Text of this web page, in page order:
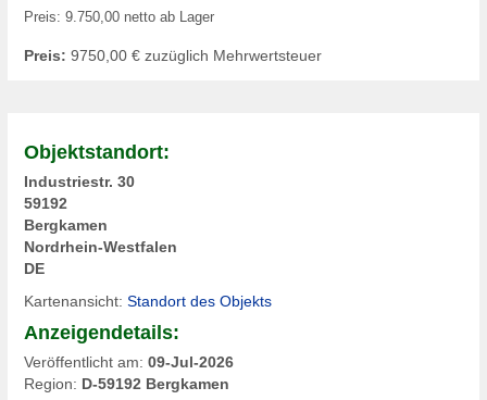
Preis: 9.750,00 netto ab Lager
Preis: 9750,00 € zuzüglich Mehrwertsteuer
Objektstandort:
Industriestr. 30
59192
Bergkamen
Nordrhein-Westfalen
DE
Kartenansicht: Standort des Objekts
Anzeigendetails:
Veröffentlicht am: 09-Jul-2026
Region: D-59192 Bergkamen